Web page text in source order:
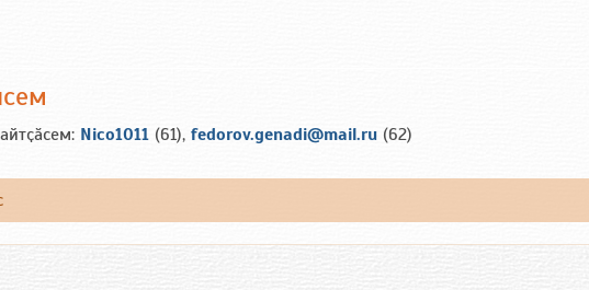
Nico1011 (61), fedorov.genadi@mail.ru (62)